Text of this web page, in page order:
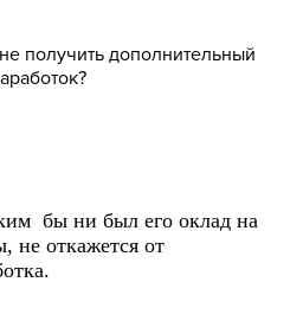
бы ни был его оклад на
не откажется от